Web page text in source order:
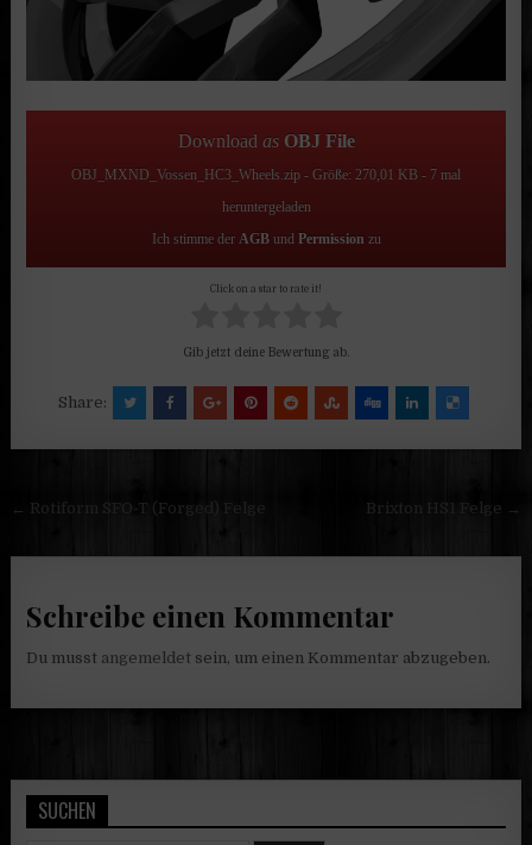
Download as OBJ File
OBJ_MXND_Vossen_HC3_Wheels.zip - Größe: 270,01 KB - 7 mal
heruntergeladen
Ich stimme der AGBund Permission zu
Click on a star to rate it!
Gib jetzt deine Bewertung ab.
Share:
Beitragsnavigation
← Rotiform SFO-T (Forged) Felge Brixton HS1 Felge →
Schreibe einen Kommentar
Du musst angemeldet sein, um einen Kommentar abzugeben.
SUCHEN